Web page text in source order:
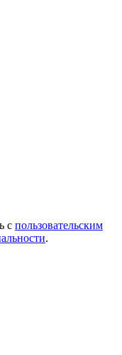
с пользовательским
.